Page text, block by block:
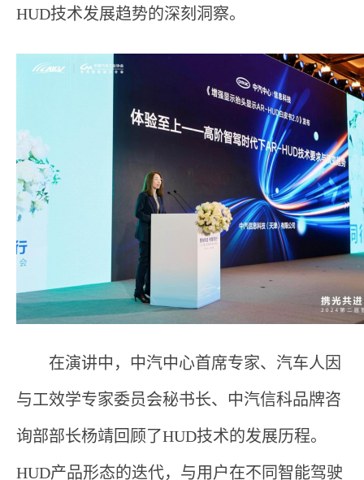
HUD技术发展趋势的深刻洞察。
在演讲中，中汽中心首席专家、汽车人因
与工效学专家委员会秘书长、中汽信科品牌咨
询部部长杨靖回顾了HUD技术的发展历程。
HUD产品形态的迭代，与用户在不同智能驾驶